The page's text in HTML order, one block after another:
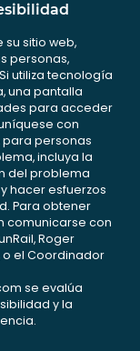
sitio web,
personas,
utiliza tecnología
una pantalla
para acceder
con
para personas
incluya la
del problema
hacer esfuerzos
Para obtener
comunicarse con
Roger
o el Coordinador
se evalúa
y la